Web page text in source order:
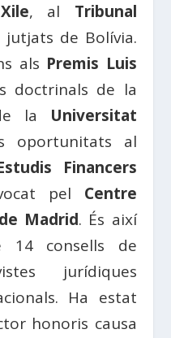
, al Tribunal
jutjats de Bolívia.
als Premis Luis
doctrinals de la
la Universitat
oportunitats al
Financers
pel Centre
Madrid. És així
14 consells de
jurídiques
Ha estat
honoris causa